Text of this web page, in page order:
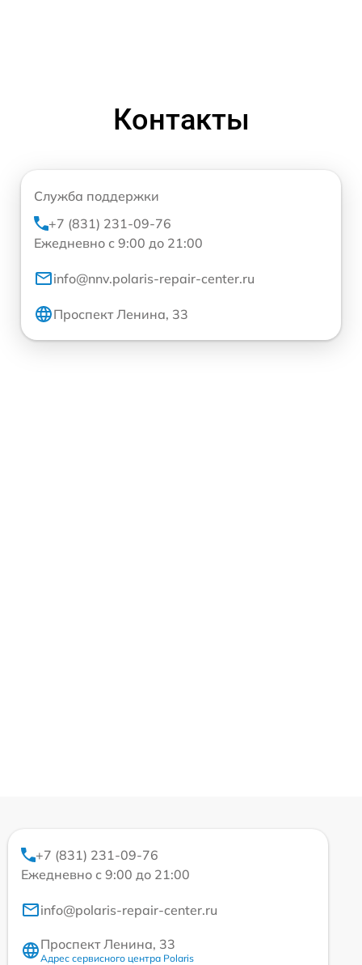
Контакты
Служба поддержки
+7 (831) 231-09-76
Ежедневно с 9:00 до 21:00
info@nnv.polaris-repair-center.ru
Проспект Ленина, 33
+7 (831) 231-09-76
Ежедневно с 9:00 до 21:00
info@polaris-repair-center.ru
Проспект Ленина, 33
Адрес сервисного центра Polaris